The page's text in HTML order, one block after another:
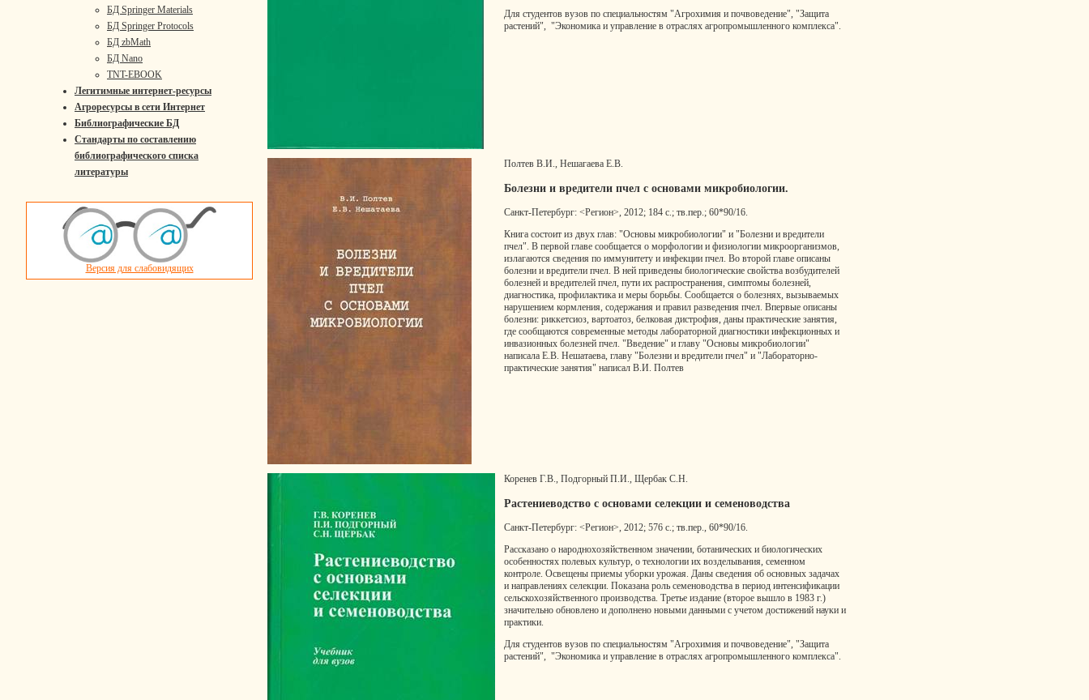
БД Springer Materials
БД Springer Protocols
БД zbMath
БД Nano
TNT-EBOOK
Легитимные интернет-ресурсы
Агроресурсы в сети Интернет
Библиографические БД
Стандарты по составлению
библиографического списка
литературы
Версия для слабовидящих
Для студентов вузов по специальностям "Агрохимия и почвоведение", "Защита
растений", "Экономика и управление в отраслях агропромышленного комплекса".
Полтев В.И., Нешагаева Е.В.
Болезни и вредители пчел с основами микробиологии.
Санкт-Петербург: <Регион>, 2012; 184 с.; тв.пер.; 60*90/16.
Книга состоит из двух глав: "Основы микробиологии" и "Болезни и вредители
пчел". В первой главе сообщается о морфологии и физиологии микроорганизмов,
излагаются сведения по иммунитету и инфекции пчел. Во второй главе описаны
болезни и вредители пчел. В ней приведены биологические свойства возбудителей
болезней и вредителей пчел, пути их распространения, симптомы болезней,
диагностика, профилактика и меры борьбы. Сообщается о болезнях, вызываемых
нарушением кормления, содержания и правил разведения пчел. Впервые описаны
болезни: риккетсиоз, вартоатоз, белковая дистрофия, даны практические занятия,
где сообщаются современные методы лабораторной диагностики инфекционных и
инвазионных болезней пчел. "Введение" и главу "Основы микробиологии"
написала Е.В. Нешатаева, главу "Болезни и вредители пчел" и "Лабораторно-
практические занятия" написал В.И. Полтев
Коренев Г.В., Подгорный П.И., Щербак С.Н.
Растениеводство с основами селекции и семеноводства
Санкт-Петербург: <Регион>, 2012; 576 с.; тв.пер., 60*90/16.
Рассказано о народнохозяйственном значении, ботанических и биологических
особенностях полевых культур, о технологии их возделывания, семенном
контроле. Освещены приемы уборки урожая. Даны сведения об основных задачах
и направлениях селекции. Показана роль семеноводства в период интенсификации
сельскохозяйственного производства. Третье издание (второе вышло в 1983 г.)
значительно обновлено и дополнено новыми данными с учетом достижений науки и
практики.
Для студентов вузов по специальностям "Агрохимия и почвоведение", "Защита
растений", "Экономика и управление в отраслях агропромышленного комплекса".